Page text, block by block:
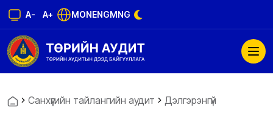
A- A+ MONENGMNG
Санхүүгийн тайлангийн аудит Дэлгэрэнгүй